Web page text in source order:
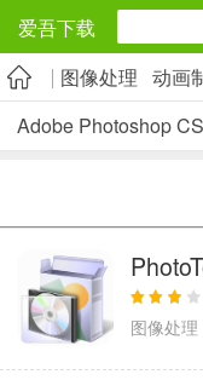
爱吾下载
安卓应用
旅游出行
实用工具
2万+款应用
图像处理 动画
Adobe Photoshop
图像处理